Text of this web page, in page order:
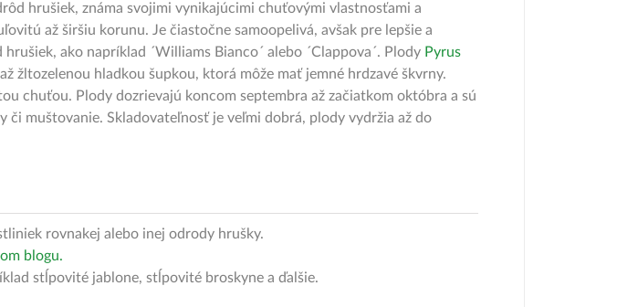
hrušiek, známa svojimi vynikajúcimi chuťovými vlastnosťami a
až širšiu korunu. Je čiastočne samoopelivá, avšak pre lepšie a
ako napríklad ´Williams Bianco´ alebo ´Clappova´. Plody Pyrus
žltozelenou hladkou šupkou, ktorá môže mať jemné hrdzavé škvrny.
chuťou. Plody dozrievajú koncom septembra až začiatkom októbra a sú
či muštovanie. Skladovateľnosť je veľmi dobrá, plody vydržia až do
rovnakej alebo inej odrody hrušky.
blogu.
stĺpovité jablone, stĺpovité broskyne a ďalšie.